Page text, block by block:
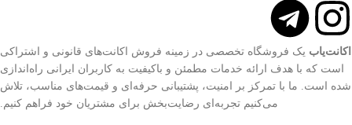
اکانت‌یاب یک فروشگاه تخصصی در زمینه فروش اکانت‌های قانونی و اشتراکی
است که با هدف ارائه خدمات مطمئن و باکیفیت به کاربران ایرانی راه‌اندازی
شده است. ما با تمرکز بر امنیت، پشتیبانی حرفه‌ای و قیمت‌های مناسب، تلاش
می‌کنیم تجربه‌ای رضایت‌بخش برای مشتریان خود فراهم کنیم.